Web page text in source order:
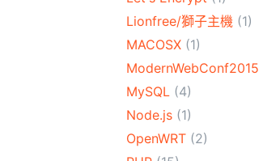
Lionfree/獅子主機 (1)
MACOSX (1)
ModernWebConf2015
MySQL (4)
Node.js (1)
OpenWRT (2)